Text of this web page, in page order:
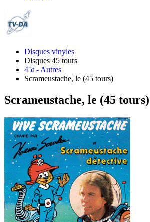
Disques vinyles
Disques 45 tours
45t - Autres
Scrameustache, le (45 tours)
Scrameustache, le (45 tours)